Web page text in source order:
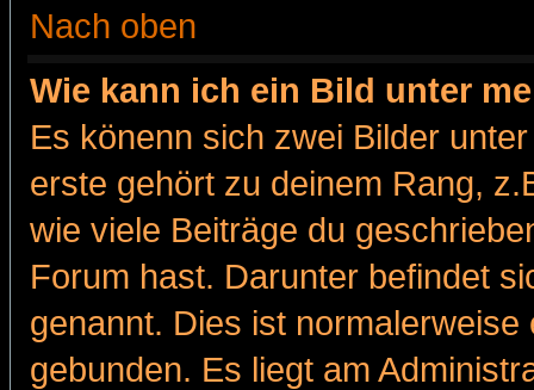
Nach oben
Wie kann ich ein Bild unter
Es könenn sich zwei Bilder
erste gehört zu deinem Rang,
wie viele Beiträge du
Forum hast. Darunter befindet
genannt. Dies ist
gebunden. Es liegt am